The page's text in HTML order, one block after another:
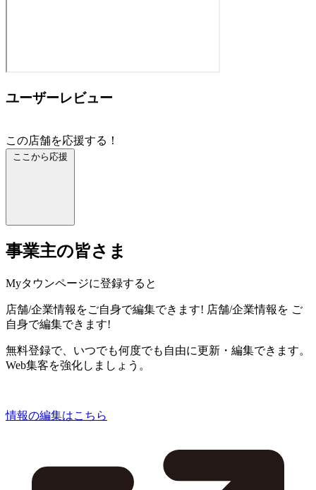
ユーザーレビュー
この店舗を応援する！
ここから応援
事業主の皆さま
Myタウンページに登録すると
店舗/企業情報をご自身で編集できます! 店舗/企業情報を ご
自身で編集できます!
無料登録で、いつでも何度でも自由に更新・編集できます。
Web集客を強化しましょう。
情報の編集はこちら